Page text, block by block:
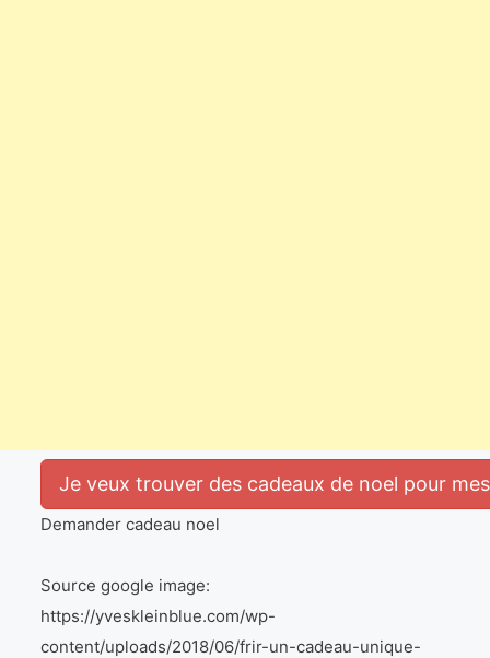
Je veux trouver des cadeaux de noel pour
Demander cadeau noel
Source google image:
https://yveskleinblue.com/wp-
content/uploads/2018/06/frir-un-cadeau-unique-